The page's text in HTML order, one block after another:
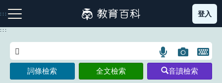
到
主
:::
注音索引圖示 筆畫索引圖示 部首索引表圖示
登入
:::
語
言
搜
圖
片
搜
開
鍵
詞條檢索 全文檢索 音讀檢索